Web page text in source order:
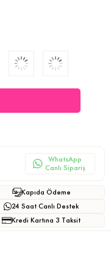
WhatsApp
Canlı Sipariş
Kapıda Ödeme
24 Saat Canlı Destek
Kredi Kartına 3 Taksit